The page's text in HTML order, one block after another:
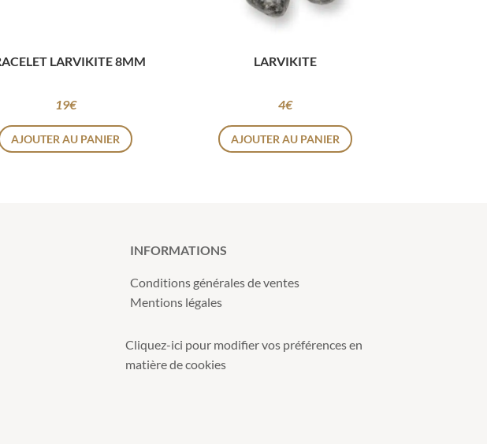
LARVIKITE 8MM
19€
AJOUTER AU PANIER
LARVIKITE
4€
AJOUTER AU PANIER
INFORMATIONS
Conditions générales de ventes
Mentions légales
Cliquez-ici pour modifier vos préférences en
matière de cookies